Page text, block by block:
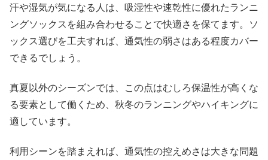
汗や湿気が気になる人は、吸湿性や速乾性に優れたランニ
ングソックスを組み合わせることで快適さを保てます。ソ
ックス選びを工夫すれば、通気性の弱さはある程度カバー
できるでしょう。
真夏以外のシーズンでは、この点はむしろ保温性が高くな
る要素として働くため、秋冬のランニングやハイキングに
適しています。
利用シーンを踏まえれば、通気性の控えめさは大きな問題